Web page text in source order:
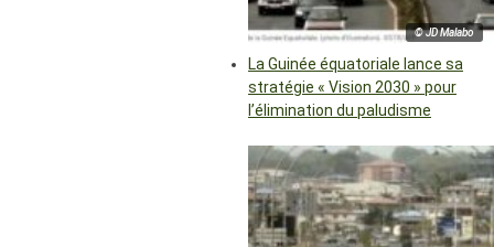
© JD Malabo
La Guinée équatoriale lance sa
stratégie « Vision 2030 » pour
l’élimination du paludisme